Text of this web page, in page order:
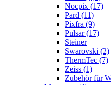
Nocpix (17)
Pard (11)
Pixfra (9)
Pulsar (17)
Steiner
Swarovski (2)
ThermTec (7)
Zeiss (1)
Zubehör für